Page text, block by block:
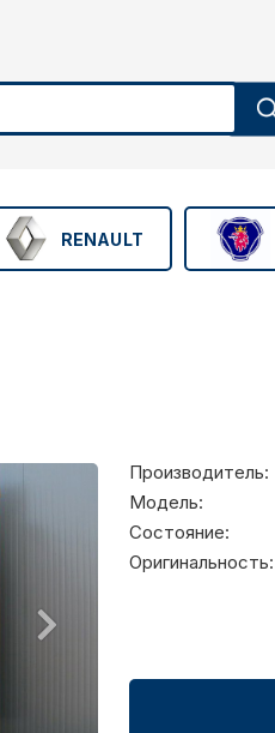
RENAULT
Производитель:
Модель:
Состояние:
Оригинальность: